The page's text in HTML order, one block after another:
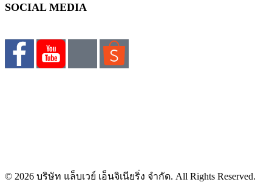
SOCIAL MEDIA
© 2026 บริษัท แล็บเวย์ เอ็นจิเนียริ่ง จำกัด. All Rights Reserved.